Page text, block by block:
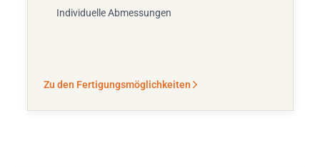
Individuelle Abmessungen
Zu den Fertigungsmöglichkeiten